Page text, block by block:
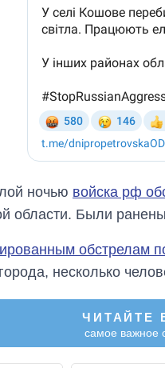
ночью войска рф
области. Были
обстрелам
несколько
ЧИТАЙТЕ
самое важное